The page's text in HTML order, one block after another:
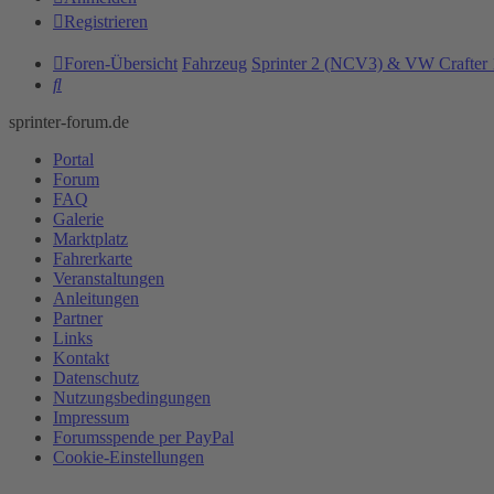
Registrieren
Foren-Übersicht Fahrzeug Sprinter 2 (NCV3) & VW Crafter
Suche
sprinter-forum.de
Portal
Forum
FAQ
Galerie
Marktplatz
Fahrerkarte
Veranstaltungen
Anleitungen
Partner
Links
Kontakt
Datenschutz
Nutzungsbedingungen
Impressum
Forumsspende per PayPal
Cookie-Einstellungen